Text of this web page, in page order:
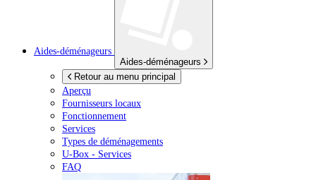
Aides-déménageurs
Aides-déménageurs
Retour au menu principal
Aperçu
Fournisseurs locaux
Fonctionnement
Services
Types de déménagements
U-Box - Services
FAQ